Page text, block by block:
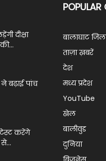
दीक्षा
पांच
टेस्ट करेंगे
बालाघाट
ताज़ा ख़बरें
देश
मध्य प्रदेश
YouTube
खेल
बालीवुड
दुनिया